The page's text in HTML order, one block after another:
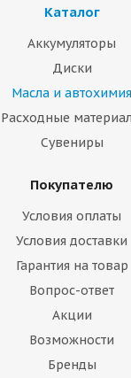
Каталог
Аккумуляторы
Диски
Масла и автохимия
Расходные
Сувениры
Покупателю
Условия оплаты
Условия доставки
Гарантия на товар
Вопрос-ответ
Акции
Возможности
Бренды